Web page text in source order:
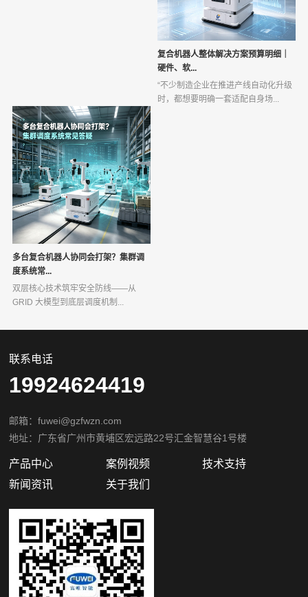
复合机器人整体解决方案预算明细｜
硬件、软...
“不少制造企业在推进产线自动化升级
时，都想要明确一套适配自身场...
多台复合机器人协同会打架？集群调
度系统常...
双层核心技术筑牢安全防线——从
GRID 大模型到底层调度机制...
联系电话
19924624419
邮箱：fuwei@gzfwzn.com
地址：广东省广州市黄埔区宏远路22号汇金智慧谷1号楼
产品中心 案例视频
技术支持
新闻资讯
关于我们